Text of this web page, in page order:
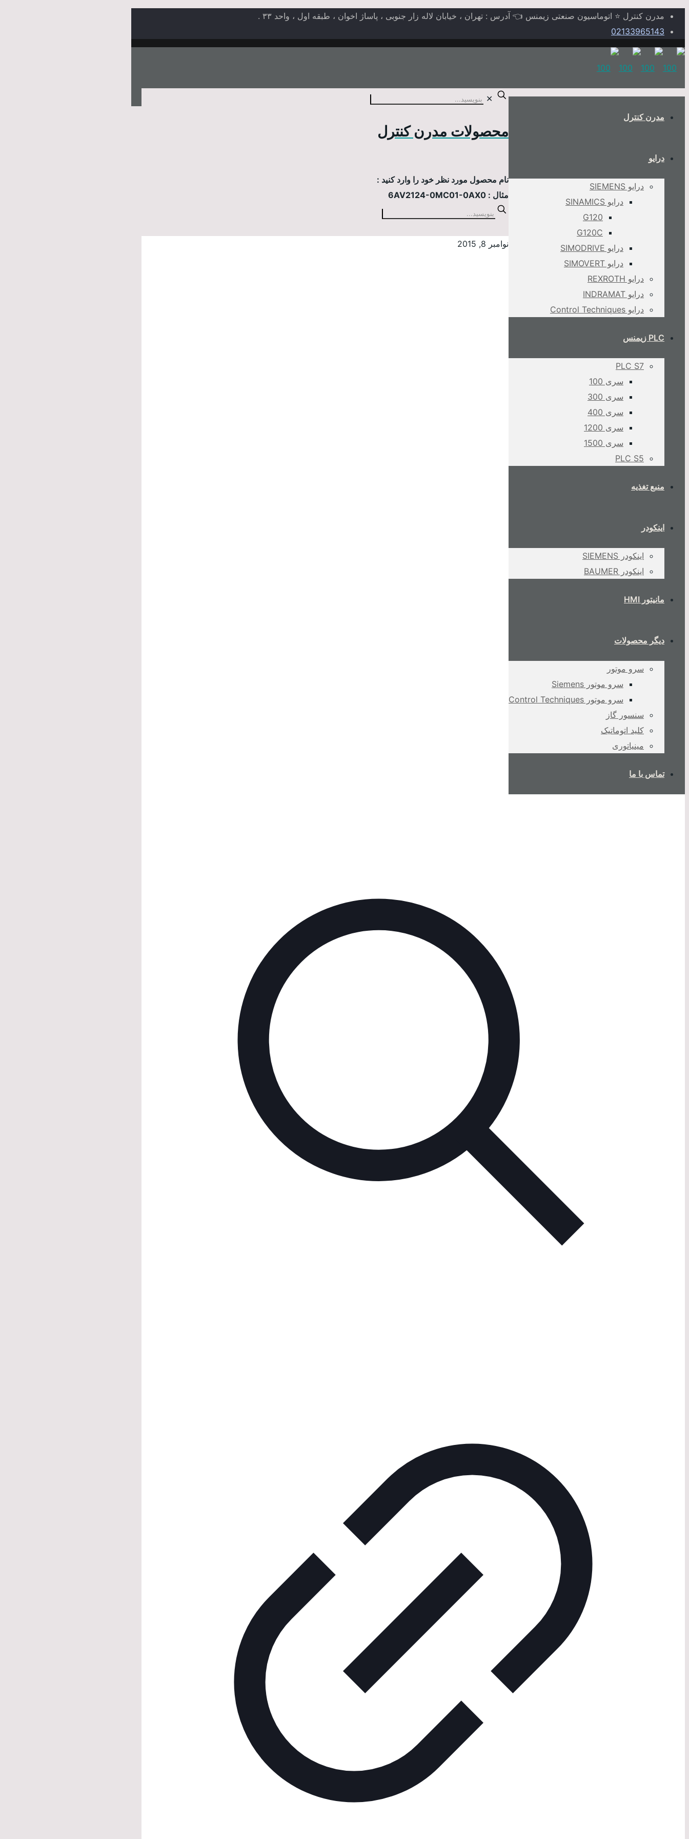
مدرن کنترل ⭐ اتوماسیون صنعتی زیمنس 👈 آدرس : تهران ، خیابان لاله زار جنوبی ، پاساژ اخوان ، طبقه اول ، واحد ۳۳ .
02133965143
مدرن کنترل
درایو
درایو SIEMENS
درایو SINAMICS
G120
G120C
درایو SIMODRIVE
درایو SIMOVERT
درایو REXROTH
درایو INDRAMAT
درایو Control Techniques
PLC زیمنس
PLC S7
سری 100
سری 300
سری 400
سری 1200
سری 1500
PLC S5
منبع تغذیه
اینکودر
اینکودر SIEMENS
اینکودر BAUMER
مانیتور HMI
دیگر محصولات
سرو موتور
سرو موتور Siemens
سرو موتور Control Techniques
سنسور گاز
کلید اتوماتیک
مینیاتوری
تماس با ما
✕
محصولات مدرن کنترل
نام محصول مورد نظر خود را وارد کنید :
مثال : 6AV2124-0MC01-0AX0
نوامبر 8, 2015